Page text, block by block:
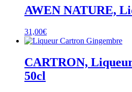
AWEN NATURE,
31,00€
CARTRON,
50cl